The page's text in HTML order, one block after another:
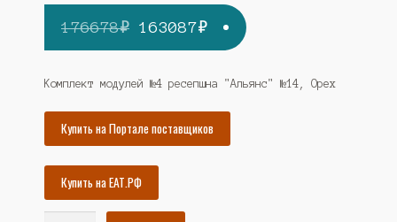
176678₽ Первоначальная
цена
составляла
176678₽.
163087₽Текущая
цена:
163087₽.
Комплект модулей №4 ресепшна "Альянс" №14, Орех
Купить на Портале поставщиков
Купить на ЕАТ.РФ